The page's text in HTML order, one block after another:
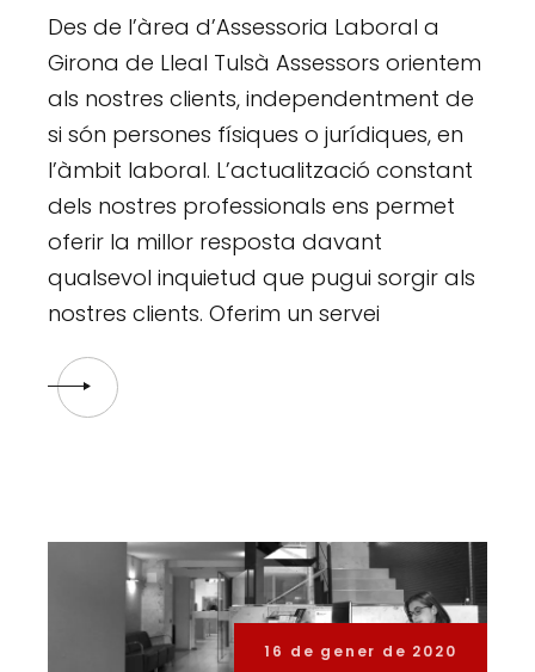
Des de l’àrea d’Assessoria Laboral a
Girona de Lleal Tulsà Assessors orientem
als nostres clients, independentment de
si són persones físiques o jurídiques, en
l’àmbit laboral. L’actualització constant
dels nostres professionals ens permet
oferir la millor resposta davant
qualsevol inquietud que pugui sorgir als
nostres clients. Oferim un servei
16 de gener de 2020